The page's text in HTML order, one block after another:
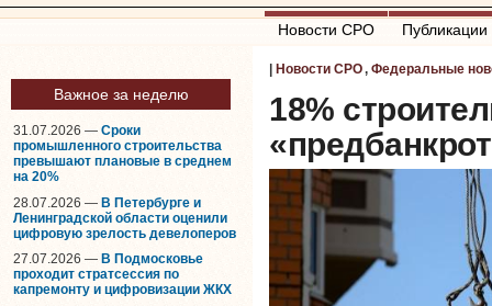
Новости СРО Публикации
Важное за неделю
31.07.2026 — Сроки
промышленного строительства
превышают плановые в среднем
на 20%
28.07.2026 — В Петербурге и
Ленинградской области оценили
цифровую зрелость девелоперов
27.07.2026 — В Подмосковье
проходит стратсессия по
капремонту и цифровизации ЖКХ
Новости СРО, Федеральные
18%